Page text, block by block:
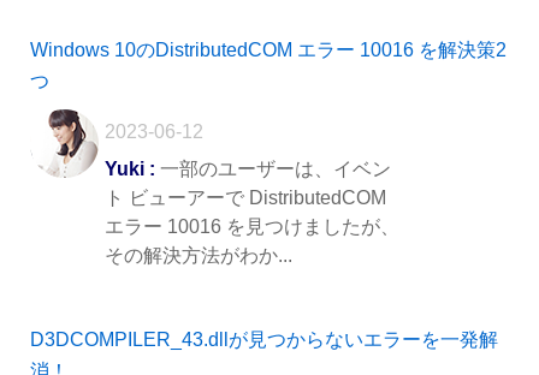
Windows 10のDistributedCOM エラー 10016 を解決策2
つ
2023-06-12
Yuki : 一部のユーザーは、イベン
ト ビューアーで DistributedCOM
エラー 10016 を見つけましたが、
その解決方法がわか...
D3DCOMPILER_43.dllが見つからないエラーを一発解
消！